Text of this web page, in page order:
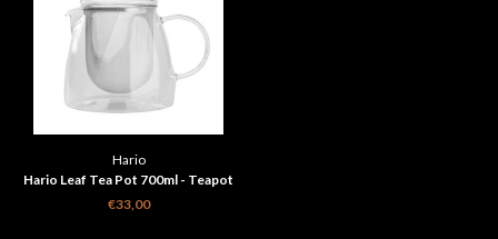
Hario
Hario Leaf Tea Pot 700ml - Teapot
with a Filter
€33,00